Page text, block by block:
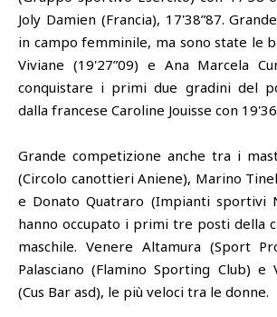
Joly Damien (Francia), 17'38”87.
in campo femminile, ma sono state le
Viviane (19'27”09) e Ana Marcela
conquistare i primi due gradini del
dalla francese Caroline Jouisse con
Grande competizione anche tra i
(Circolo canottieri Aniene), Marino
e Donato Quatraro (Impianti sportivi
hanno occupato i primi tre posti della
maschile. Venere Altamura (Sport
Palasciano (Flamino Sporting Club) e
(Cus Bar asd), le più veloci tra le donne.